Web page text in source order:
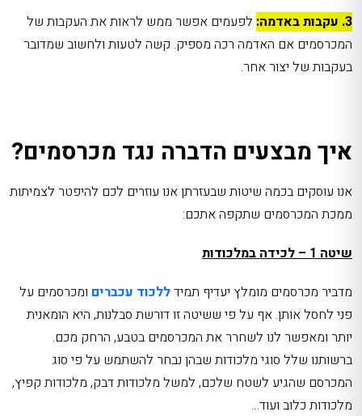
3. עקבות באדמה:
לפעמים אפשר ממש לראות את העקבות של
המכרסמים אם האדמה רכה מספיק. קשה לטעות ולחשוב שמדובר
בעקבות של יצור אחר.
איך מבצעים הדברה נגד מכרסמים?
אנו עוסקים בכמה שיטות שבעזרתן אנו עוזרים לכם להיפטר לצמיתות
ממכת המכרסמים שתקפה אתכם:
שיטה 1 – לכידה במלכודות
מדביר מכרסמים מומלץ יעדיף תמידללכוד עכברים ומכרסמים על
פני לחסל אותן. אף על פי ששיטה זו דורשת סבלנות, היא הומאנית
יותר ומאפשר לנו לשחרר את המכרסמים בטבע, הרחק מכם.
ברשותנו שלל סוגי מלכודות שבהן נבחר להשתמש על פי סוג
המכרסם שהגיע לשטח שלכם, למשל מלכודות דבק, מלכודות קפיץ,
מלכודות כלוב ועוד…